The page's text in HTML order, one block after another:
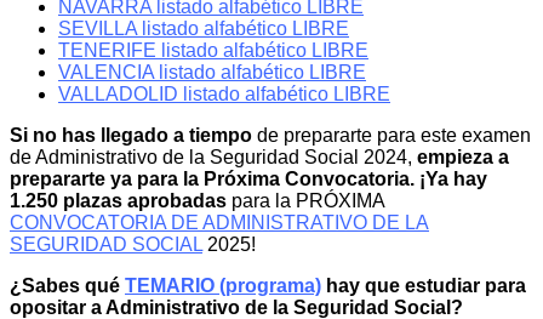
NAVARRA listado alfabético LIBRE
SEVILLA listado alfabético LIBRE
TENERIFE listado alfabético LIBRE
VALENCIA listado alfabético LIBRE
VALLADOLID listado alfabético LIBRE
Si no has llegado a tiempo de prepararte para este examen
de Administrativo de la Seguridad Social 2024, empieza a
prepararte ya para la Próxima Convocatoria. ¡Ya hay
1.250 plazas aprobadas para la PRÓXIMA
CONVOCATORIA DE ADMINISTRATIVO DE LA
SEGURIDAD SOCIAL 2025!
¿Sabes qué TEMARIO (programa) hay que estudiar para
opositar a Administrativo de la Seguridad Social?